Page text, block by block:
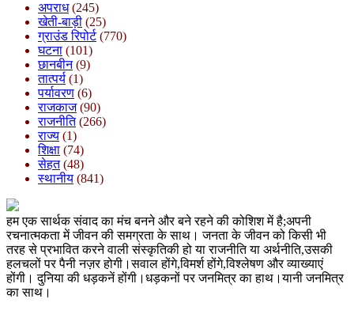
अपराध(245)
खेती-बाड़ी (25)
ग्राउंड रिपोर्ट(770)
घटना (101)
छानबीन(9)
तात्पर्य (1)
पर्यावरण (6)
राजकाज(90)
राजनीति(266)
राज्य (1)
शिक्षा (74)
सेहत(48)
स्थानीय (841)
हम एक सार्थक संवाद का मंच बनने और बने रहने की कोशिश में है;अपनी
रचनात्मकता में जीवन की समग्रता के साथ। जनता के जीवन को किसी भी
तरह से प्रभावित करने वाली संस्कृतिकी हो या राजनीति या अर्थनीति,उसकी
हलचलों पर पैनी नज़र होगी।सवाल होंगे,विमर्श होंगे,विश्लेषण और व्याख्याएं
होंगी। दुनिया की धड़कनें होंगी।धड़कनों पर जनमित्र का हाथ।यानी जनमित्र
का साथ।